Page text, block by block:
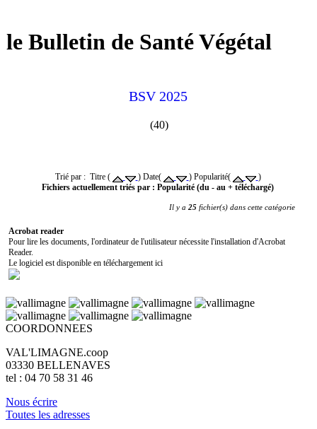
le Bulletin de Santé Végétal
BSV 2025
(40)
Trié par : Titre ( ) Date( ) Popularité(
)
Fichiers actuellement triés par : Popularité (du - au + téléchargé)
Il y a 25 fichier(s) dans cette catégorie
Acrobat reader
Pour lire les documents, l'ordinateur de l'utilisateur nécessite l'installation d'Acrobat
Reader.
Le logiciel est disponible en téléchargement ici
COORDONNEES
VAL'LIMAGNE.coop
03330 BELLENAVES
tel : 04 70 58 31 46
Nous écrire
Toutes les adresses